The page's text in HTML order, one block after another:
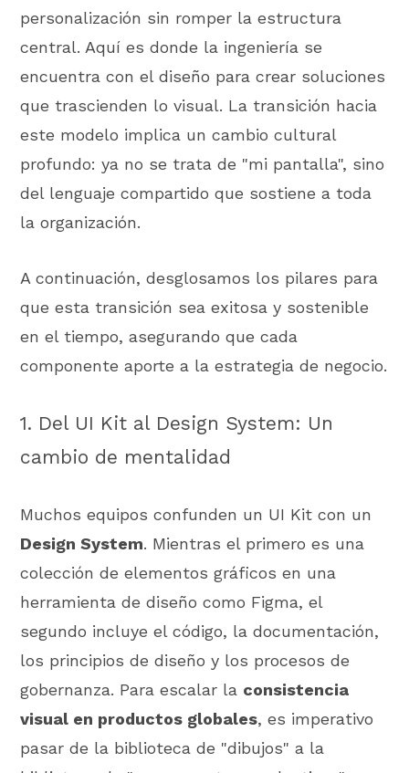
personalización sin romper la estructura
central. Aquí es donde la ingeniería se
encuentra con el diseño para crear soluciones
que trascienden lo visual. La transición hacia
este modelo implica un cambio cultural
profundo: ya no se trata de "mi pantalla", sino
del lenguaje compartido que sostiene a toda
la organización.
A continuación, desglosamos los pilares para
que esta transición sea exitosa y sostenible
en el tiempo, asegurando que cada
componente aporte a la estrategia de negocio.
1. Del UI Kit al Design System: Un
cambio de mentalidad
Muchos equipos confunden un UI Kit con un
Design System. Mientras el primero es una
colección de elementos gráficos en una
herramienta de diseño como Figma, el
segundo incluye el código, la documentación,
los principios de diseño y los procesos de
gobernanza. Para escalar la consistencia
visual en productos globales, es imperativo
pasar de la biblioteca de "dibujos" a la